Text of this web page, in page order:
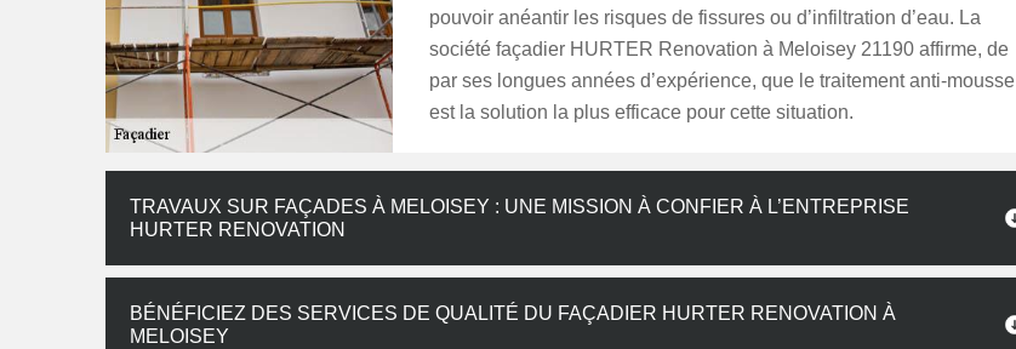
pouvoir anéantir les risques de fissures ou d’infiltration d’eau. La
société façadier HURTER Renovation à Meloisey 21190 affirme, de
par ses longues années d’expérience, que le traitement anti-mousse
est la solution la plus efficace pour cette situation.
TRAVAUX SUR FAÇADES À MELOISEY : UNE MISSION À CONFIER À L’ENTREPRISE
HURTER RENOVATION
BÉNÉFICIEZ DES SERVICES DE QUALITÉ DU FAÇADIER HURTER RENOVATION À
MELOISEY